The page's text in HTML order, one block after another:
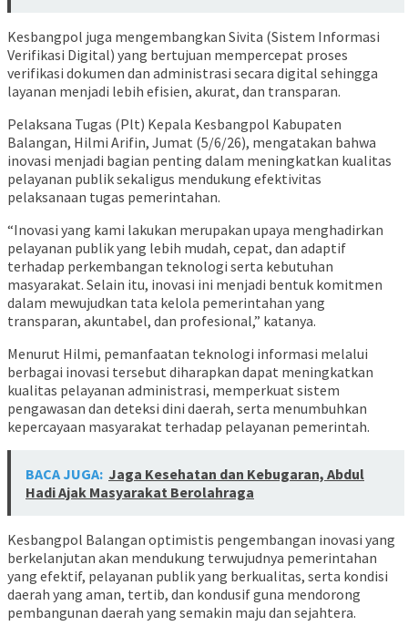
Kesbangpol juga mengembangkan Sivita (Sistem Informasi
Verifikasi Digital) yang bertujuan mempercepat proses
verifikasi dokumen dan administrasi secara digital sehingga
layanan menjadi lebih efisien, akurat, dan transparan.
Pelaksana Tugas (Plt) Kepala Kesbangpol Kabupaten
Balangan, Hilmi Arifin, Jumat (5/6/26), mengatakan bahwa
inovasi menjadi bagian penting dalam meningkatkan kualitas
pelayanan publik sekaligus mendukung efektivitas
pelaksanaan tugas pemerintahan.
“Inovasi yang kami lakukan merupakan upaya menghadirkan
pelayanan publik yang lebih mudah, cepat, dan adaptif
terhadap perkembangan teknologi serta kebutuhan
masyarakat. Selain itu, inovasi ini menjadi bentuk komitmen
dalam mewujudkan tata kelola pemerintahan yang
transparan, akuntabel, dan profesional,” katanya.
Menurut Hilmi, pemanfaatan teknologi informasi melalui
berbagai inovasi tersebut diharapkan dapat meningkatkan
kualitas pelayanan administrasi, memperkuat sistem
pengawasan dan deteksi dini daerah, serta menumbuhkan
kepercayaan masyarakat terhadap pelayanan pemerintah.
BACA JUGA: Jaga Kesehatan dan Kebugaran, Abdul
Hadi Ajak Masyarakat Berolahraga
Kesbangpol Balangan optimistis pengembangan inovasi yang
berkelanjutan akan mendukung terwujudnya pemerintahan
yang efektif, pelayanan publik yang berkualitas, serta kondisi
daerah yang aman, tertib, dan kondusif guna mendorong
pembangunan daerah yang semakin maju dan sejahtera.